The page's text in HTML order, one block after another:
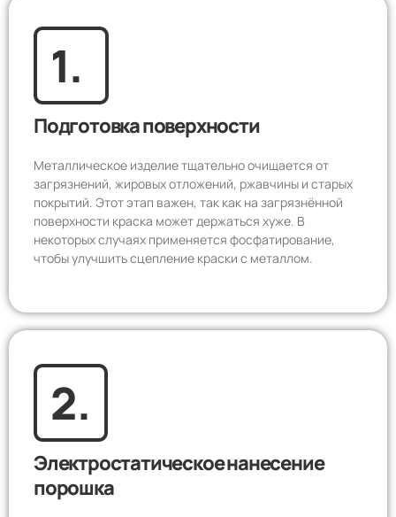
1.
Подготовка поверхности
Металлическое изделие тщательно очищается от
загрязнений, жировых отложений, ржавчины и старых
покрытий. Этот этап важен, так как на загрязнённой
поверхности краска может держаться хуже. В
некоторых случаях применяется фосфатирование,
чтобы улучшить сцепление краски с металлом.
2.
Электростатическое нанесение
порошка